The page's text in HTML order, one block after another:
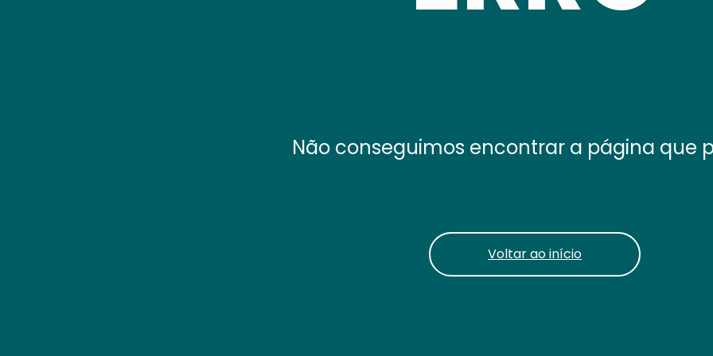
Não conseguimos encontrar a página que
Voltar ao início